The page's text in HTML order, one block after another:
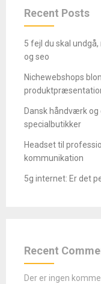
Recent Posts
5 fejl du skal
og seo
Nichewebshops
Dansk håndværk
specialbutikker
Headset til
kommunikation
5g internet: Er det
Recent
Der er ingen